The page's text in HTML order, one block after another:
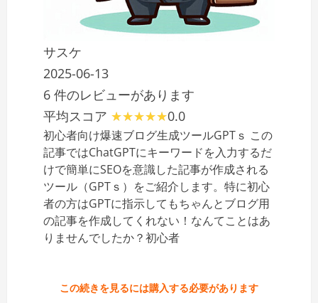
サスケ
2025-06-13
6 件のレビューがあります
平均スコア
0.0
初心者向け爆速ブログ生成ツールGPTｓ この
記事ではChatGPTにキーワードを入力するだ
けで簡単にSEOを意識した記事が作成される
ツール（GPTｓ）をご紹介します。特に初心
者の方はGPTに指示してもちゃんとブログ用
の記事を作成してくれない！なんてことはあ
りませんでしたか？初心者
この続きを見るには購入する必要があります